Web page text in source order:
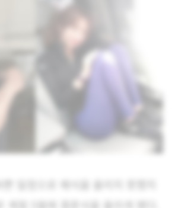
쁜 일정으로 예식을 올리지 못했지
계절 5월에 결혼식을 올리게 됐다.